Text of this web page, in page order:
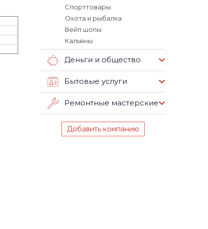
Спорттовары
Охота и рыбалка
Вейп шопы
Кальяны
Деньги и общество
Бытовые услуги
Ремонтные мастерские
Добавить компанию